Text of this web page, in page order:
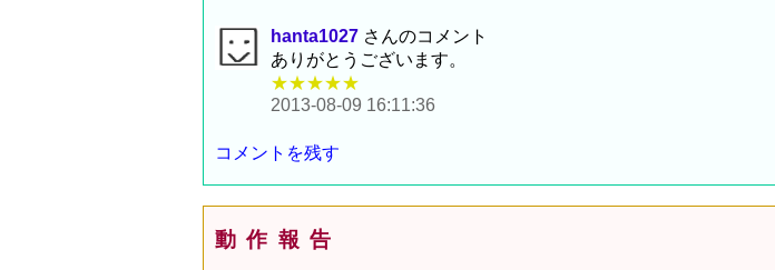
hanta1027 さんのコメント
ありがとうございます。
★★★★★
2013-08-09 16:11:36
コメントを残す
動作報告